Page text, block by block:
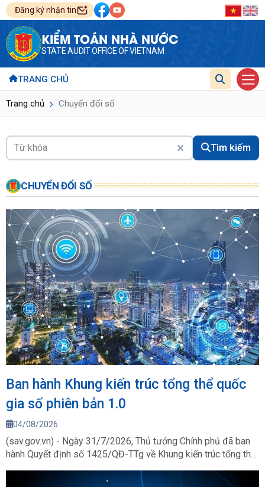
Đăng ký nhận tin
KIỂM TOÁN NHÀ NƯỚC
STATE AUDIT OFFICE OF VIETNAM
TRANG CHỦ
Trang chủ Chuyển đổi số
Tìm kiếm
CHUYỂN ĐỔI SỐ
Ban hành Khung kiến trúc tổng thể quốc
gia số phiên bản 1.0
04/08/2026
(sav.gov.vn) - Ngày 31/7/2026, Thủ tướng Chính phủ đã ban
hành Quyết định số 1425/QĐ-TTg về Khung kiến trúc tổng thể
xây dựng, phát triển và vận hành hạ tầng số, hệ thống số, nền